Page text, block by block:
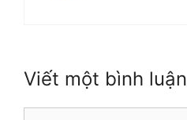
Viết một bình luận